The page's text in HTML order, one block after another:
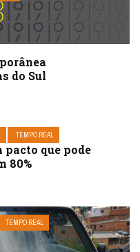
do Sul
TEMPO REAL
pacto que pode
80%
TEMPO REAL